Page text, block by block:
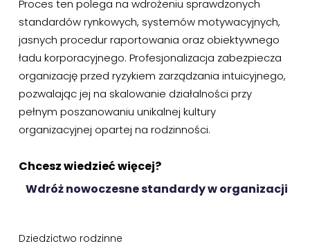
Proces ten polega na wdrożeniu sprawdzonych
standardów rynkowych, systemów motywacyjnych,
jasnych procedur raportowania oraz obiektywnego
ładu korporacyjnego. Profesjonalizacja zabezpiecza
organizację przed ryzykiem zarządzania intuicyjnego,
pozwalając jej na skalowanie działalności przy
pełnym poszanowaniu unikalnej kultury
organizacyjnej opartej na rodzinności.
Chcesz wiedzieć więcej?
Wdróż nowoczesne standardy w organizacji
Dziedzictwo rodzinne